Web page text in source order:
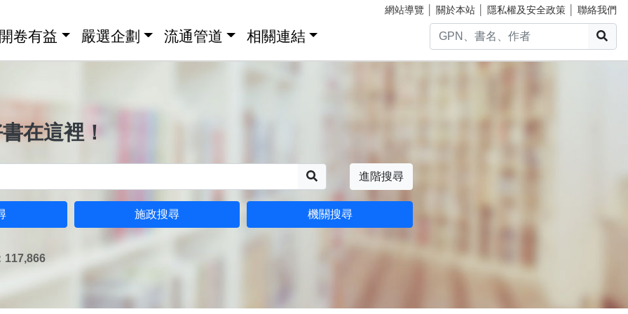
網站導覽 關於本站 隱私權及安全政策 聯絡我們
卷有益 嚴選企劃 流通管道 相關連結
在這裡！
進階搜尋
施政搜尋 機關搜尋
117,866